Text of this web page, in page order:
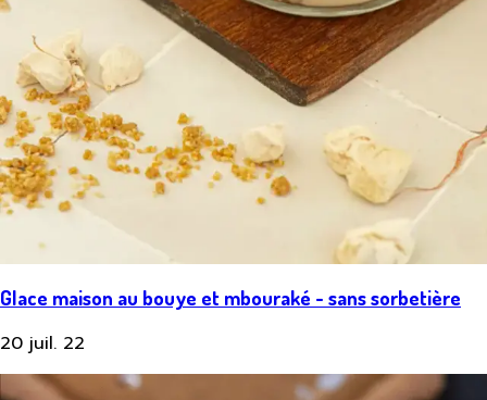
Glace maison au bouye et mbouraké - sans sorbetière
20 juil. 22